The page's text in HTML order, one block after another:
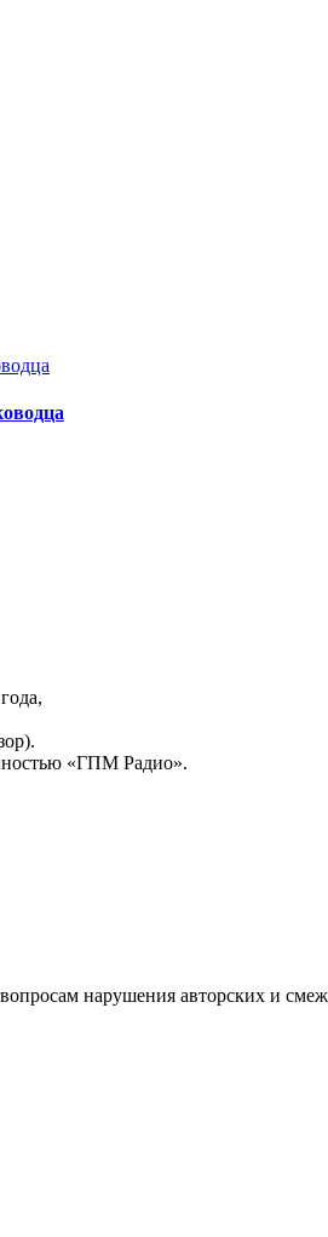
«ГПМ Радио».
нарушения авторских и